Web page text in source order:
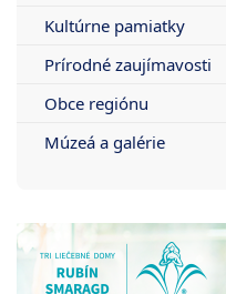
Kultúrne pamiatky
Prírodné zaujímavosti
Obce regiónu
Múzeá a galérie